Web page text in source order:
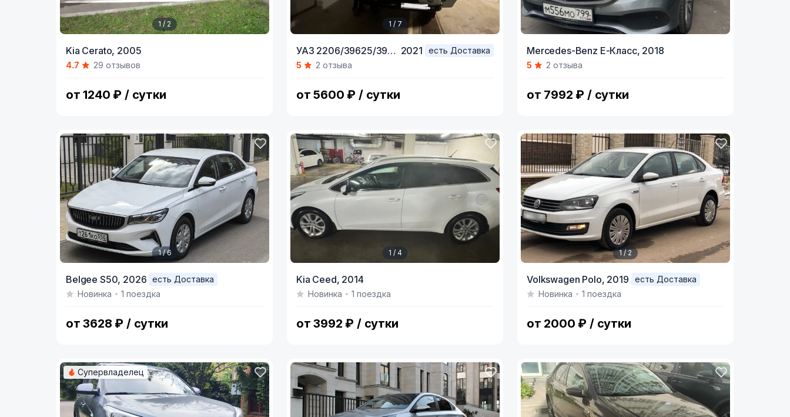
of
1 / 2
Kia Cerato, 2005
4.7 29 отзывов
от 1240 ₽ / сутки
of
1 / 7
УАЗ 2206/39625/3909, 2021
есть Доставка
5
2 отзыва
от 5600 ₽ / сутки
Mercedes-Benz E-Класс, 2018
5 2 отзыва
от 7992 ₽ / сутки
of
1 / 6
Belgee S50, 2026
есть Доставка
Новинка
1 поездка
от 3628 ₽ / сутки
of
1 / 4
Kia Ceed, 2014
Новинка 1 поездка
от 3992 ₽ / сутки
of
1 / 2
Volkswagen Polo, 2019
есть Доставка
Новинка
1 поездка
от 2000 ₽ / сутки
Супервладелец